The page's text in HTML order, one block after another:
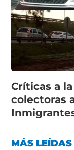
Críticas a
colectoras
MÁS LEÍDAS